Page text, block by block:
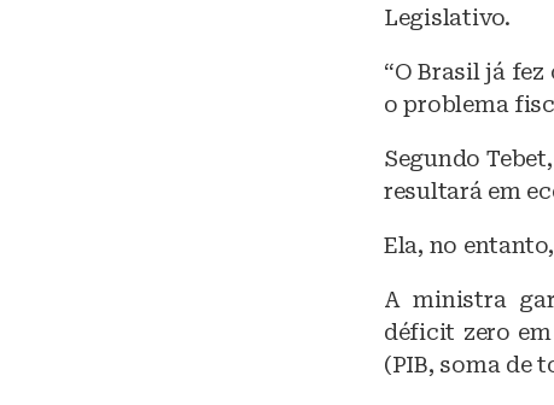
Legislativo.
“O Brasil já
o problema
Segundo
resultará em
Ela, no
A ministra
déficit zero em
(PIB, soma de